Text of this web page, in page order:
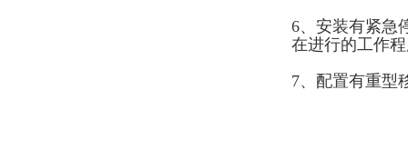
6、安装有紧急
在进行的工作
7、配置有重型